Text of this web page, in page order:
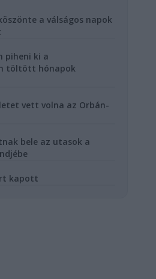
a válságos napok
piheni ki a
töltött hónapok
vett volna az Orbán-
bele az utasok a
kapott